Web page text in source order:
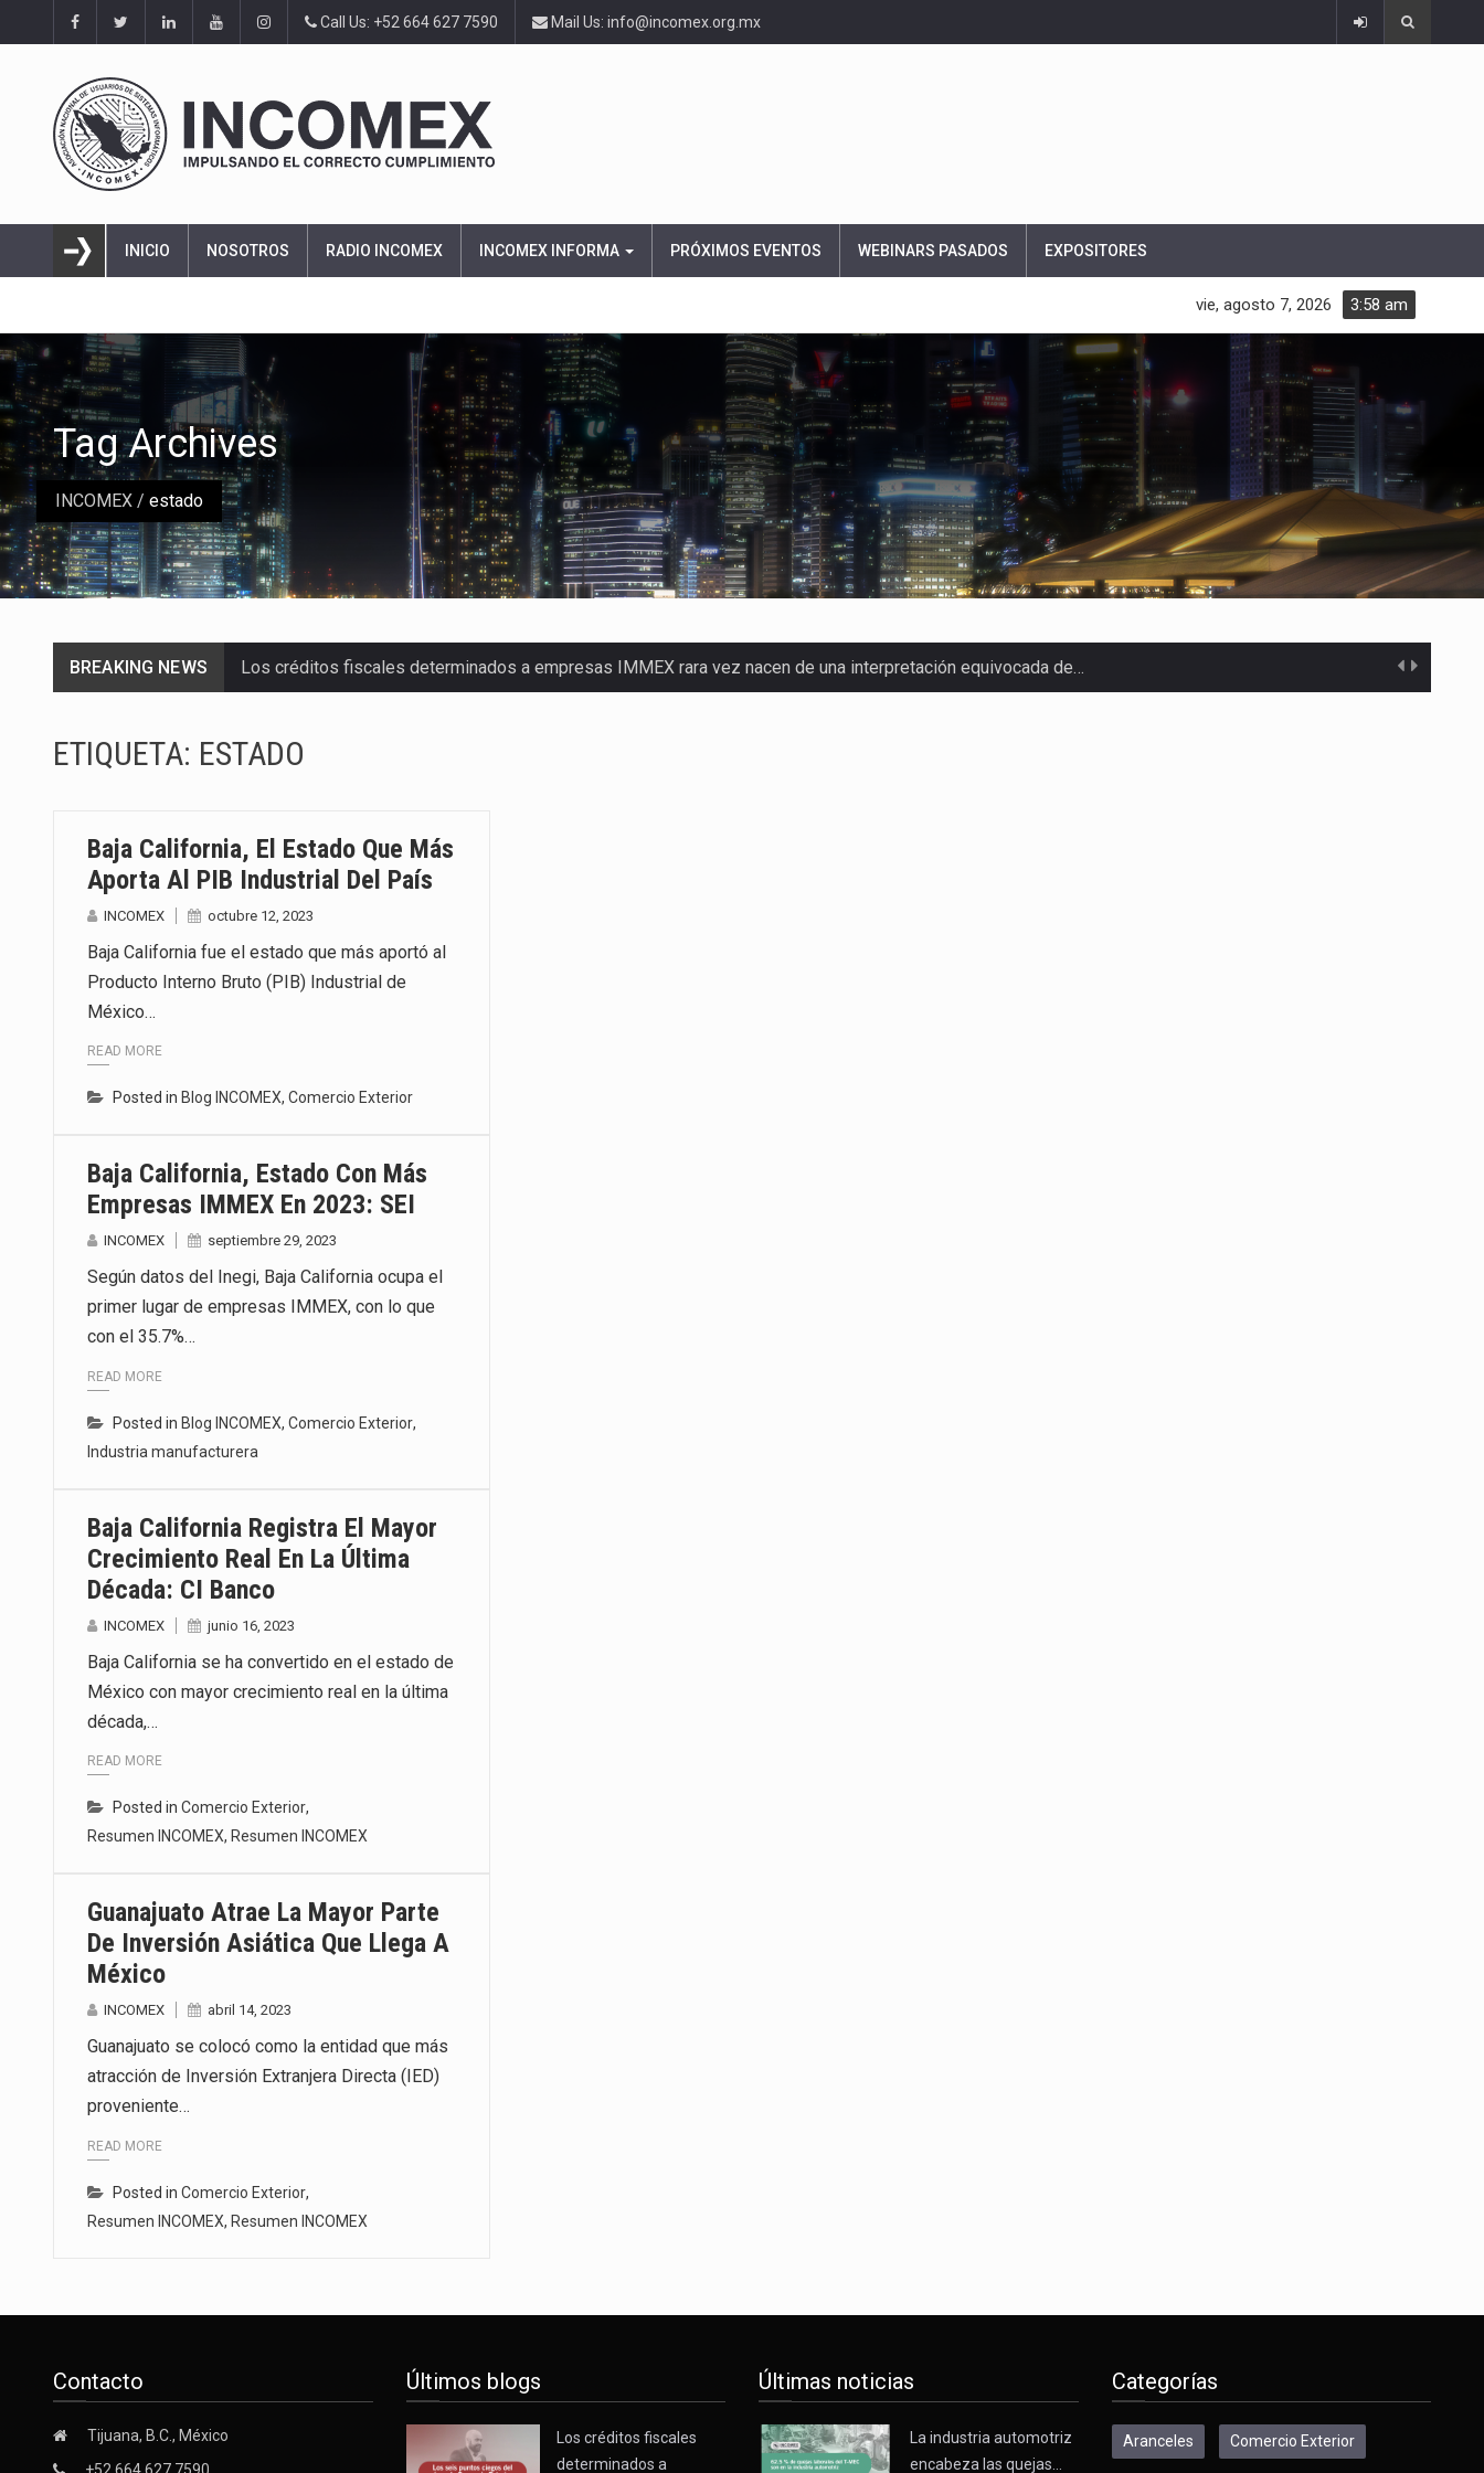
Call Us: +52 664 627 7590 Mail Us: info@incomex.org.mx
INICIO NOSOTROS RADIO INCOMEX INCOMEX INFORMA PRÓXIMOS EVENTOS WEBINARS PASADOS EXPOSITORES
3:58 am
vie, agosto 7, 2026
INCOMEX / estado
Tag Archives
BREAKING NEWS Los créditos fiscales determinados a empresas IMMEX rara vez nacen de una interpretación equivocada de…
La inversión fija bruta en México registró un aumento de 1.1% interanual en mayo de…
El Departamento de Agricultura de Estados Unidos (USDA) suspendió el 5 de agosto de 2026…
El derecho a la previsibilidad de los horarios de trabajo en turnos rotativos podría ser…
La industria manufacturera de exportación afiliada a Index en Nuevo León ha alcanzado hasta 10%…
ETIQUETA: ESTADO
Baja California, El Estado Que Más
Aporta Al PIB Industrial Del País
INCOMEX octubre 12, 2023
Baja California fue el estado que más aportó al
Producto Interno Bruto (PIB) Industrial de
México…
READ MORE
Posted in Blog INCOMEX, Comercio Exterior
Baja California, Estado Con Más
Empresas IMMEX En 2023: SEI
INCOMEX septiembre 29, 2023
Según datos del Inegi, Baja California ocupa el
primer lugar de empresas IMMEX, con lo que
con el 35.7%…
READ MORE
Posted in Blog INCOMEX, Comercio Exterior,
Industria manufacturera
Baja California Registra El Mayor
Crecimiento Real En La Última
Década: CI Banco
INCOMEX junio 16, 2023
Baja California se ha convertido en el estado de
México con mayor crecimiento real en la última
década,…
READ MORE
Posted in Comercio Exterior,
Resumen INCOMEX, Resumen INCOMEX
Guanajuato Atrae La Mayor Parte
De Inversión Asiática Que Llega A
México
INCOMEX abril 14, 2023
Guanajuato se colocó como la entidad que más
atracción de Inversión Extranjera Directa (IED)
proveniente…
READ MORE
Posted in Comercio Exterior,
Resumen INCOMEX, Resumen INCOMEX
Contacto
Tijuana, B.C., México
+52 664 627 7590
Últimos blogs
Los créditos fiscales
determinados a
Últimas noticias
La industria automotriz
encabeza las quejas…
Categorías
Aranceles Comercio Exterior